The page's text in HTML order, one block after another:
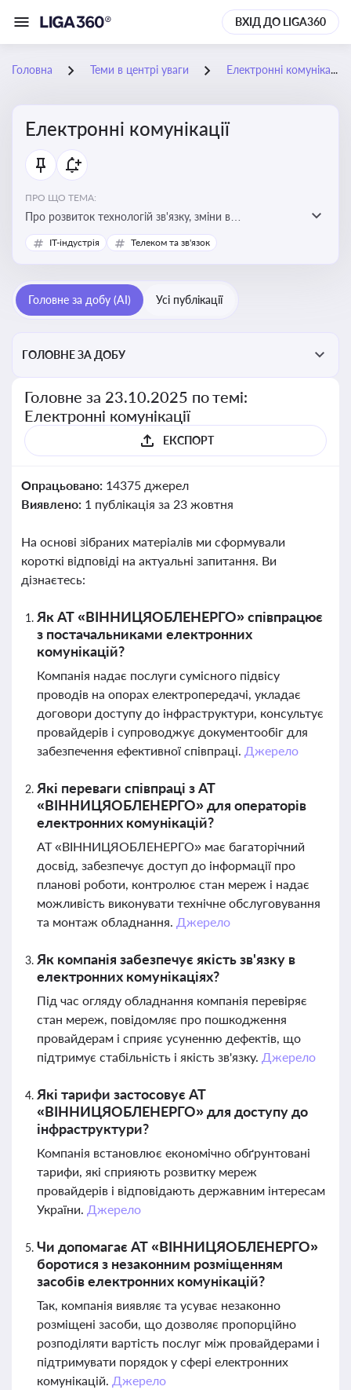
ВХІД ДО LIGA360
Головна Теми в центрі уваги Електронні комунікації
Електронні комунікації
ПРО ЩО ТЕМА:
Про розвиток технологій зв'язку, зміни в
законодавстві, регулювання ринку телекомунікацій,
інновації в сфері мобільних та інтернет-послуг
IT-індустрія Телеком та зв'язок
Головне за добу (AI) Усі публікації
ГОЛОВНЕ ЗА ДОБУ
Головне за 23.10.2025 по темі:
Електронні комунікації
ЕКСПОРТ
Опрацьовано: 14375 джерел
Виявлено: 1 публікація за 23 жовтня
На основі зібраних матеріалів ми сформували
короткі відповіді на актуальні запитання. Ви
дізнаєтесь:
Як АТ «ВІННИЦЯОБЛЕНЕРГО» співпрацює
з постачальниками електронних
комунікацій?
Компанія надає послуги сумісного підвісу
проводів на опорах електропередачі, укладає
договори доступу до інфраструктури, консультує
провайдерів і супроводжує документообіг для
забезпечення ефективної співпраці. Джерело
Які переваги співпраці з АТ
«ВІННИЦЯОБЛЕНЕРГО» для операторів
електронних комунікацій?
АТ «ВІННИЦЯОБЛЕНЕРГО» має багаторічний
досвід, забезпечує доступ до інформації про
планові роботи, контролює стан мереж і надає
можливість виконувати технічне обслуговування
та монтаж обладнання. Джерело
Як компанія забезпечує якість зв'язку в
електронних комунікаціях?
Під час огляду обладнання компанія перевіряє
стан мереж, повідомляє про пошкодження
провайдерам і сприяє усуненню дефектів, що
підтримує стабільність і якість зв'язку. Джерело
Які тарифи застосовує АТ
«ВІННИЦЯОБЛЕНЕРГО» для доступу до
інфраструктури?
Компанія встановлює економічно обґрунтовані
тарифи, які сприяють розвитку мереж
провайдерів і відповідають державним інтересам
України. Джерело
Чи допомагає АТ «ВІННИЦЯОБЛЕНЕРГО»
боротися з незаконним розміщенням
засобів електронних комунікацій?
Так, компанія виявляє та усуває незаконно
розміщені засоби, що дозволяє пропорційно
розподіляти вартість послуг між провайдерами і
підтримувати порядок у сфері електронних
комунікацій. Джерело